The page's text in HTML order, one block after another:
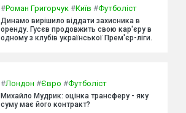
#Роман Григорчук #Київ #Футболіст
Динамо вирішило віддати захисника в
оренду. Гусєв продовжить свою кар'єру в
одному з клубів української Прем'єр-ліги.
#Лондон #Євро #Футболіст
Михайло Мудрик: оцінка трансферу - яку
суму має його контракт?